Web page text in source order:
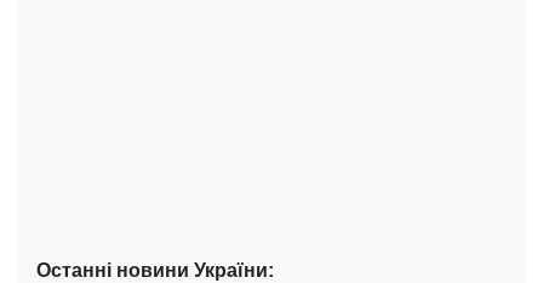
Останні новини України: